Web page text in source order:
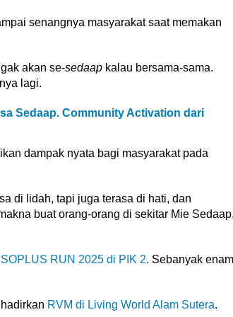
senangnya masyarakat saat memakan
akan se-sedaapkalau bersama-sama.
lagi.
Sedaap. Community Activation dari
dampak nyata bagi masyarakat pada
di lidah, tapi juga terasa di hati, dan
buat orang-orang di sekitar Mie
ISOPLUS RUN 2025 di PIK 2. Sebanyak enam
RVM di Living World Alam Sutera.